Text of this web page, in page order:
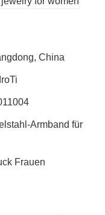
China
Armband für
Frauen